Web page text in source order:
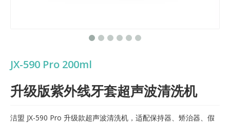
JX-590 Pro 200ml
升级版紫外线牙套超声波清洗机
洁盟 JX-590 Pro 升级款超声波清洗机，适配保持器、矫治器、假